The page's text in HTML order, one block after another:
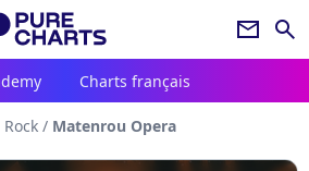
newsletter search
Charts français
Rock / Matenrou Opera